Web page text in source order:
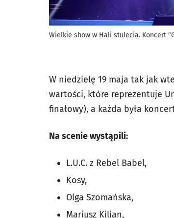
Wielkie show w Hali stulecia. Koncert
W niedzielę 19 maja tak jak
wartości, które reprezentuje
finałowy), a każda była
Na scenie wystąpili:
L.U.C. z Rebel Babel,
Kosy,
Olga Szomańska,
Mariusz Kilian,